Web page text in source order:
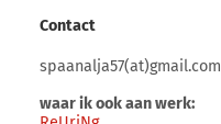
Contact
spaanalja57(at)gmail.com
waar ik ook aan werk: